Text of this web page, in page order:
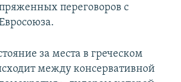
переговоров с
за места в греческом
между консервативной